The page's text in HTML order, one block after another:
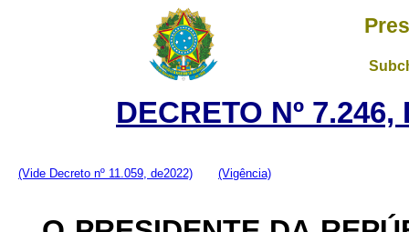
DECRETO Nº
(Vide Decreto nº 11.059, de2022) (Vigência)